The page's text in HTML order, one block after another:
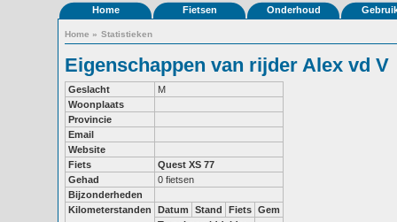
Home Fietsen Onderhoud
Home » Statistieken
Eigenschappen van rijder Alex vd V
Geslacht
M
Woonplaats
Provincie
Email
Website
Fiets
Quest XS 77
Gehad
0 fietsen
Bijzonderheden
Kilometerstanden
Datum Stand Fiets Gem